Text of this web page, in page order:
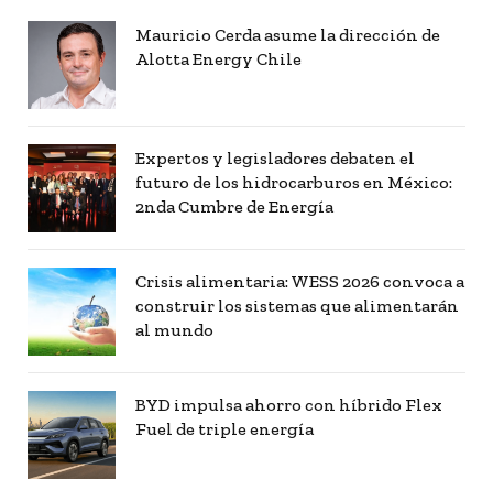
Mauricio Cerda asume la dirección de
Alotta Energy Chile
Expertos y legisladores debaten el
futuro de los hidrocarburos en México:
2nda Cumbre de Energía
Crisis alimentaria: WESS 2026 convoca a
construir los sistemas que alimentarán
al mundo
BYD impulsa ahorro con híbrido Flex
Fuel de triple energía